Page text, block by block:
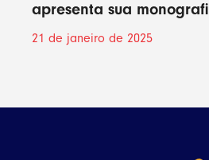
apresenta sua
21 de janeiro de 2025